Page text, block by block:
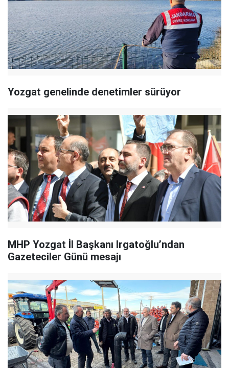
Yozgat genelinde denetimler sürüyor
MHP Yozgat İl Başkanı Irgatoğlu’ndan
Gazeteciler Günü mesajı